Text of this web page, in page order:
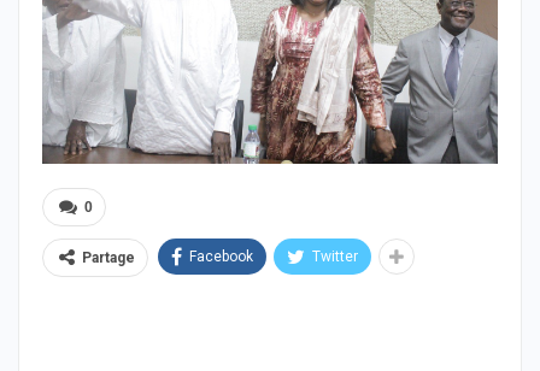
0
Partage Facebook Twitter